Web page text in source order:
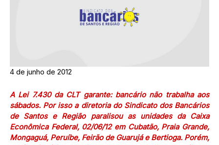
4 de junho de 2012
A Lei 7.430 da CLT garante: bancário não trabalha aos
sábados. Por isso a diretoria do Sindicato dos Bancários
de Santos e Região paralisou as unidades da Caixa
Econômica Federal, 02/06/12 em Cubatão, Praia Grande,
Mongaguá, Peruíbe, Feirão de Guarujá e Bertioga. Porém,